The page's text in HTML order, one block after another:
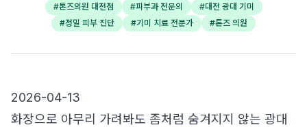
#톤즈의원 대전점 #피부과 전문의 #대전 광대 기미
#정밀 피부 진단 #기미 치료 전문가 #톤즈 의원
2026-04-13
화장으로 아무리 가려봐도 좀처럼 숨겨지지 않는 광대